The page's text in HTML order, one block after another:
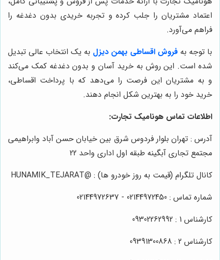
اعتماد مشتریان را جلب کرده و تجربه خریدی بدون دغدغه را
فراهم می‌آورد.
با توجه به فروش اقساطی بهمن دیزل به یک انتخاب عالی تبدیل
شده است. این روش به خرید آسان و بدون دغدغه کمک می‌کند
و به مشتریان این فرصت را می‌دهد که با پرداخت اقساطی،
خرید خود را به بهترین شکل انجام دهند.
اطلاعات تماس هونامیک تجارت:
آدرس : تهران بلوار فردوس شرق بین خیابان حسن آباد وابراهیمی
مجتمع تجاری آبگینه طبقه اول اداری واحد 22
کانال تلگرام (قیمت به روز خودرو ها) : @HUNAMIK_TEJARAT
شماره تماس : 02144972450 - 02144972637
کارشناس 1 : 09302262992
کارشناس 2 : 09391300868